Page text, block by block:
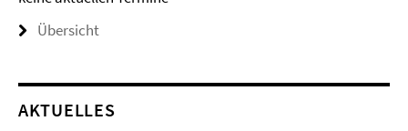
Übersicht
AKTUELLES